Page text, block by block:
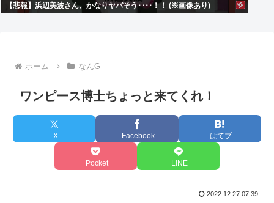
【悲報】浜辺美波さん、かなりヤバそう････！！ (※画像あり)
ホーム なんG
ワンピース博士ちょっと来てくれ！
X Facebook はてブ
Pocket LINE
2022.12.27 07:39